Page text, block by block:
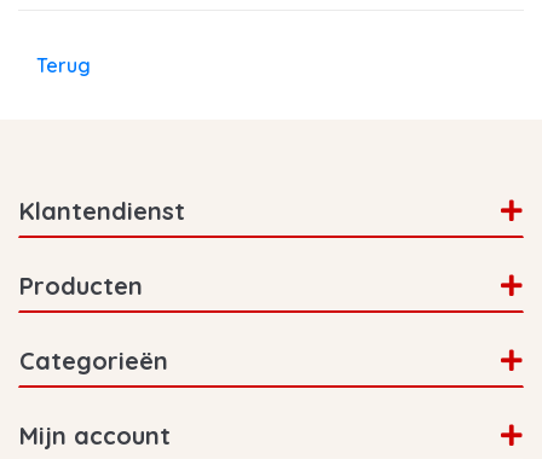
Terug
Klantendienst
Producten
Categorieën
Mijn account